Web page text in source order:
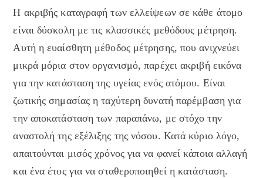
Η ακριβής καταγραφή των ελλείψεων σε κάθε άτομο
είναι δύσκολη με τις κλασσικές μεθόδους μέτρηση.
Αυτή η ευαίσθητη μέθοδος μέτρησης, που ανιχνεύει
μικρά μόρια στον οργανισμό, παρέχει ακριβή εικόνα
για την κατάσταση της υγείας ενός ατόμου. Είναι
ζωτικής σημασίας η ταχύτερη δυνατή παρέμβαση για
την αποκατάσταση των παραπάνω, με στόχο την
αναστολή της εξέλιξης της νόσου. Κατά κύριο λόγο,
απαιτούνται μισός χρόνος για να φανεί κάποια αλλαγή
και ένα έτος για να σταθεροποιηθεί η κατάσταση.